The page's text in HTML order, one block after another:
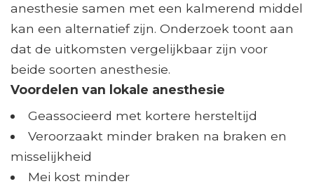
anesthesie samen met een kalmerend middel
kan een alternatief zijn. Onderzoek toont aan
dat de uitkomsten vergelijkbaar zijn voor
beide soorten anesthesie.
Voordelen van lokale anesthesie
Geassocieerd met kortere hersteltijd
Veroorzaakt minder braken na braken en
misselijkheid
Mei kost minder